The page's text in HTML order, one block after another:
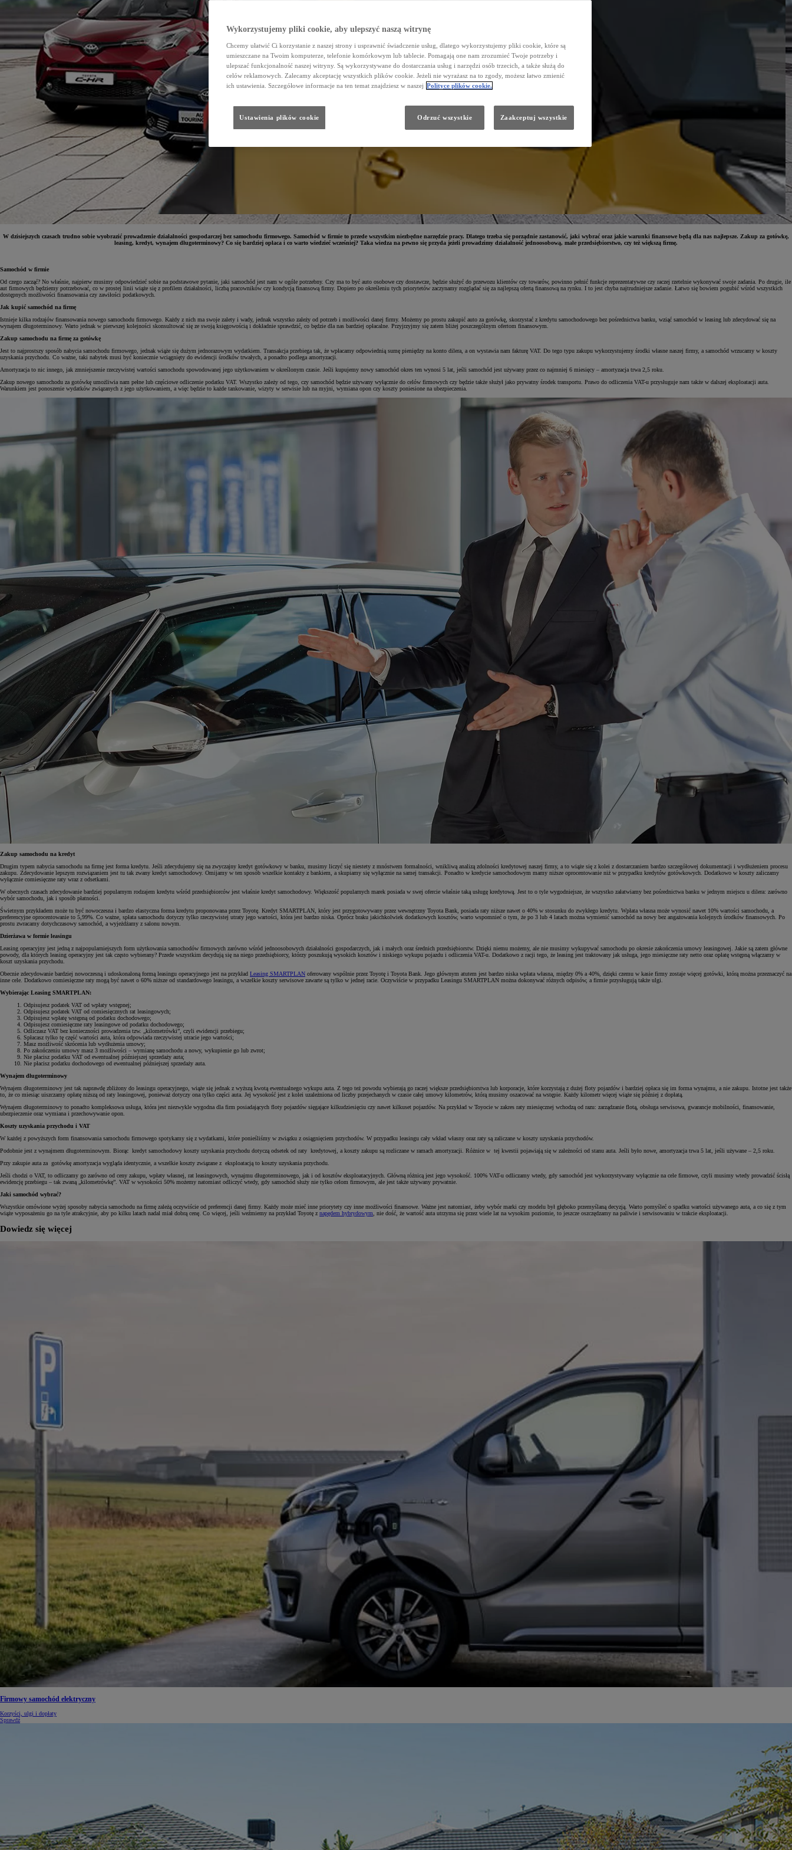
81 900 zł
Yaris Cross
HYBRID
Od105 300 zł
Corolla Hatchback
HYBRID
W dzisiejszych czasach trudno sobie wyobrazić prowadzenie działalności gospodarczej bez samochodu firmowego. Samochód w firmie to przede wszystkim niezbędne narzędzie pracy. Dlatego trzeba się porządnie zastanowić, jaki wybrać oraz jakie warunki finansowe będą dla nas najlepsze. Zakup za gotówkę,
leasing, kredyt, wynajem długoterminowy? Co się bardziej opłaca i co warto wiedzieć wcześniej? Taka wiedza na pewno się przyda jeżeli prowadzimy działalność jednoosobową, małe przedsiębiorstwo, czy też większą firmę.
Samochód w firmie
Od czego zacząć? No właśnie, najpierw musimy odpowiedzieć sobie na podstawowe pytanie, jaki samochód jest nam w ogóle potrzebny. Czy ma to być auto osobowe czy dostawcze, będzie służyć do przewozu klientów czy towarów, powinno pełnić funkcje reprezentatywne czy raczej rzetelnie wykonywać swoje zadania. Po drugie, ile
aut firmowych będziemy potrzebować, co w prostej linii wiąże się z profilem działalności, liczbą pracowników czy kondycją finansową firmy. Dopiero po określeniu tych priorytetów zaczynamy rozglądać się za najlepszą ofertą finansową na rynku. I to jest chyba najtrudniejsze zadanie. Łatwo się bowiem pogubić wśród wszystkich
dostępnych możliwości finansowania czy zawiłości podatkowych.
Jak kupić samochód na firmę
Istnieje kilka rodzajów finansowania nowego samochodu firmowego. Każdy z nich ma swoje zalety i wady, jednak wszystko zależy od potrzeb i możliwości danej firmy. Możemy po prostu zakupić auto za gotówkę, skorzystać z kredytu samochodowego bez pośrednictwa banku, wziąć samochód w leasing lub zdecydować się na
wynajem długoterminowy. Warto jednak w pierwszej kolejności skonsultować się ze swoją księgowością i dokładnie sprawdzić, co będzie dla nas bardziej opłacalne. Przyjrzyjmy się zatem bliżej poszczególnym ofertom finansowym.
Zakup samochodu na firmę za gotówkę
Jest to najprostszy sposób nabycia samochodu firmowego, jednak wiąże się dużym jednorazowym wydatkiem. Transakcja przebiega tak, że wpłacamy odpowiednią sumę pieniędzy na konto dilera, a on wystawia nam fakturę VAT. Do tego typu zakupu wykorzystujemy środki własne naszej firmy, a samochód wrzucamy w koszty
uzyskania przychodu. Co ważne, taki nabytek musi być koniecznie wciągnięty do ewidencji środków trwałych, a ponadto podlega amortyzacji.
Amortyzacja to nic innego, jak zmniejszenie rzeczywistej wartości samochodu spowodowanej jego użytkowaniem w określonym czasie. Jeśli kupujemy nowy samochód okres ten wynosi 5 lat, jeśli samochód jest używany przez co najmniej 6 miesięcy – amortyzacja trwa 2,5 roku.
Zakup nowego samochodu za gotówkę umożliwia nam pełne lub częściowe odliczenie podatku VAT. Wszystko zależy od tego, czy samochód będzie używany wyłącznie do celów firmowych czy będzie także służył jako prywatny środek transportu. Prawo do odliczenia VAT-u przysługuje nam także w dalszej eksploatacji auta.
Warunkiem jest ponoszenie wydatków związanych z jego użytkowaniem, a więc będzie to każde tankowanie, wizyty w serwisie lub na myjni, wymiana opon czy koszty poniesione na ubezpieczenia.
Zakup samochodu na kredyt
Drugim typem nabycia samochodu na firmę jest forma kredytu. Jeśli zdecydujemy się na zwyczajny kredyt gotówkowy w banku, musimy liczyć się niestety z mnóstwem formalności, wnikliwą analizą zdolności kredytowej naszej firmy, a to wiąże się z kolei z dostarczaniem bardzo szczegółowej dokumentacji i wydłużeniem procesu
zakupu. Zdecydowanie lepszym rozwiązaniem jest tu tak zwany kredyt samochodowy. Omijamy w ten sposób wszelkie kontakty z bankiem, a skupiamy się wyłącznie na samej transakcji. Ponadto w kredycie samochodowym mamy niższe oprocentowanie niż w przypadku kredytów gotówkowych. Dodatkowo w koszty zaliczamy
wyłącznie comiesięczne raty wraz z odsetkami.
W obecnych czasach zdecydowanie bardziej popularnym rodzajem kredytu wśród przedsiębiorców jest właśnie kredyt samochodowy. Większość popularnych marek posiada w swej ofercie właśnie taką usługę kredytową. Jest to o tyle wygodniejsze, że wszystko załatwiamy bez pośrednictwa banku w jednym miejscu u dilera: zarówno
wybór samochodu, jak i sposób płatności.
Świetnym przykładem może tu być nowoczesna i bardzo elastyczna forma kredytu proponowana przez Toyotę. Kredyt SMARTPLAN, który jest przygotowywany przez wewnętrzny Toyota Bank, posiada raty niższe nawet o 40% w stosunku do zwykłego kredytu. Wpłata własna może wynosić nawet 10% wartości samochodu, a
preferencyjne oprocentowanie to 5,99%. Co ważne, spłata samochodu dotyczy tylko rzeczywistej utraty jego wartości, która jest bardzo niska. Oprócz braku jakichkolwiek dodatkowych kosztów, warto wspomnieć o tym, że po 3 lub 4 latach można wymienić samochód na nowy bez angażowania kolejnych środków finansowych. Po
prostu zwracamy dotychczasowy samochód, a wyjeżdżamy z salonu nowym.
Dzierżawa w formie leasingu
Leasing operacyjny jest jedną z najpopularniejszych form użytkowania samochodów firmowych zarówno wśród jednoosobowych działalności gospodarczych, jak i małych oraz średnich przedsiębiorstw. Dzięki niemu możemy, ale nie musimy wykupywać samochodu po okresie zakończenia umowy leasingowej. Jakie są zatem główne
powody, dla których leasing operacyjny jest tak często wybierany? Przede wszystkim decydują się na niego przedsiębiorcy, którzy poszukują wysokich kosztów i niskiego wykupu pojazdu i odliczenia VAT-u. Dodatkowo z racji tego, że leasing jest traktowany jak usługa, jego miesięczne raty netto oraz opłatę wstępną włączamy w
koszt uzyskania przychodu.
Obecnie zdecydowanie bardziej nowoczesną i udoskonaloną formą leasingu operacyjnego jest na przykład Leasing SMARTPLAN oferowany wspólnie przez Toyotę i Toyota Bank. Jego głównym atutem jest bardzo niska wpłata własna, między 0% a 40%, dzięki czemu w kasie firmy zostaje więcej gotówki, którą można przeznaczyć na
inne cele. Dodatkowo comiesięczne raty mogą być nawet o 60% niższe od standardowego leasingu, a wszelkie koszty serwisowe zawarte są tylko w jednej racie. Oczywiście w przypadku Leasingu SMARTPLAN można dokonywać różnych odpisów, a firmie przysługują także ulgi.
Wybierając Leasing SMARTPLAN:
Odpisujesz podatek VAT od wpłaty wstępnej;
Odpisujesz podatek VAT od comiesięcznych rat leasingowych;
Odpisujesz wpłatę wstępną od podatku dochodowego;
Odpisujesz comiesięczne raty leasingowe od podatku dochodowego;
Odliczasz VAT bez konieczności prowadzenia tzw. „kilometrówki”, czyli ewidencji przebiegu;
Spłacasz tylko tę część wartości auta, która odpowiada rzeczywistej utracie jego wartości;
Masz możliwość skrócenia lub wydłużenia umowy;
Po zakończeniu umowy masz 3 możliwości – wymianę samochodu a nowy, wykupienie go lub zwrot;
Nie płacisz podatku VAT od ewentualnej późniejszej sprzedaży auta;
Nie płacisz podatku dochodowego od ewentualnej późniejszej sprzedaży auta.
Wynajem długoterminowy
Wynajem długoterminowy jest tak naprawdę zbliżony do leasingu operacyjnego, wiąże się jednak z wyższą kwotą ewentualnego wykupu auta. Z tego też powodu wybierają go raczej większe przedsiębiorstwa lub korporacje, które korzystają z dużej floty pojazdów i bardziej opłaca się im forma wynajmu, a nie zakupu. Istotne jest także
to, że co miesiąc uiszczamy opłatę niższą od raty leasingowej, ponieważ dotyczy ona tylko części auta. Jej wysokość jest z kolei uzależniona od liczby przejechanych w czasie całej umowy kilometrów, którą musimy oszacować na wstępie. Każdy kilometr więcej wiąże się później z dopłatą.
Wynajem długoterminowy to ponadto kompleksowa usługa, która jest niezwykle wygodna dla firm posiadających floty pojazdów sięgające kilkudziesięciu czy nawet kilkuset pojazdów. Na przykład w Toyocie w zakres raty miesięcznej wchodzą od razu: zarządzanie flotą, obsługa serwisowa, gwarancje mobilności, finansowanie,
ubezpieczenie oraz wymiana i przechowywanie opon.
Koszty uzyskania przychodu i VAT
W każdej z powyższych form finansowania samochodu firmowego spotykamy się z wydatkami, które ponieśliśmy w związku z osiągnięciem przychodów. W przypadku leasingu cały wkład własny oraz raty są zaliczane w koszty uzyskania przychodów.
Podobnie jest z wynajmem długoterminowym. Biorąc kredyt samochodowy koszty uzyskania przychodu dotyczą odsetek od raty kredytowej, a koszty zakupu są rozliczane w ramach amortyzacji. Różnice w tej kwestii pojawiają się w zależności od stanu auta. Jeśli było nowe, amortyzacja trwa 5 lat, jeśli używane – 2,5 roku.
Przy zakupie auta za gotówkę amortyzacja wygląda identycznie, a wszelkie koszty związane z eksploatacją to koszty uzyskania przychodu.
Jeśli chodzi o VAT, to odliczamy go zarówno od ceny zakupu, wpłaty własnej, rat leasingowych, wynajmu długoterminowego, jak i od kosztów eksploatacyjnych. Główną różnicą jest jego wysokość. 100% VAT-u odliczamy wtedy, gdy samochód jest wykorzystywany wyłącznie na cele firmowe, czyli musimy wtedy prowadzić ścisłą
ewidencję przebiegu – tak zwaną „kilometrówkę”. VAT w wysokości 50% możemy natomiast odliczyć wtedy, gdy samochód służy nie tylko celom firmowym, ale jest także używany prywatnie.
Jaki samochód wybrać?
Wszystkie omówione wyżej sposoby nabycia samochodu na firmę zależą oczywiście od preferencji danej firmy. Każdy może mieć inne priorytety czy inne możliwości finansowe. Ważne jest natomiast, żeby wybór marki czy modelu był głęboko przemyślaną decyzją. Warto pomyśleć o spadku wartości używanego auta, a co się z tym
wiąże wyposażeniu go na tyle atrakcyjnie, aby po kilku latach nadal miał dobrą cenę. Co więcej, jeśli weźmiemy na przykład Toyotę z napędem hybrydowym, nie dość, że wartość auta utrzyma się przez wiele lat na wysokim poziomie, to jeszcze oszczędzamy na paliwie i serwisowaniu w trakcie eksploatacji.
Dowiedz się więcej
Firmowy samochód elektryczny
Korzyści, ulgi i dopłaty
Sprawdź
Wykorzystujemy pliki cookie, aby ulepszyć naszą witrynę
Chcemy ułatwić Ci korzystanie z naszej strony i usprawnić świadczenie usług, dlatego wykorzystujemy pliki cookie, które są
umieszczane na Twoim komputerze, telefonie komórkowym lub tablecie. Pomagają one nam zrozumieć Twoje potrzeby i
ulepszać funkcjonalność naszej witryny. Są wykorzystywane do dostarczania usług i narzędzi osób trzecich, a także służą do
celów reklamowych. Zalecamy akceptację wszystkich plików cookie. Jeżeli nie wyrażasz na to zgody, możesz łatwo zmienić
ich ustawienia. Szczegółowe informacje na ten temat znajdziesz w naszej Polityce plików cookie.
Odrzuć wszystkie Zaakceptuj wszystkie
Ustawienia plików cookie